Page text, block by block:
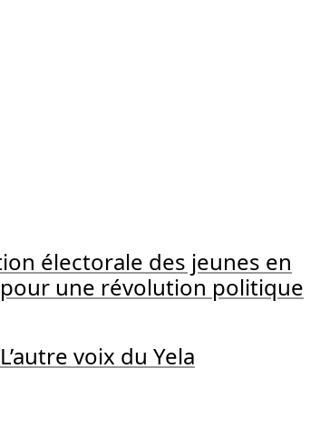
électorale des jeunes en
une révolution politique
voix du Yela